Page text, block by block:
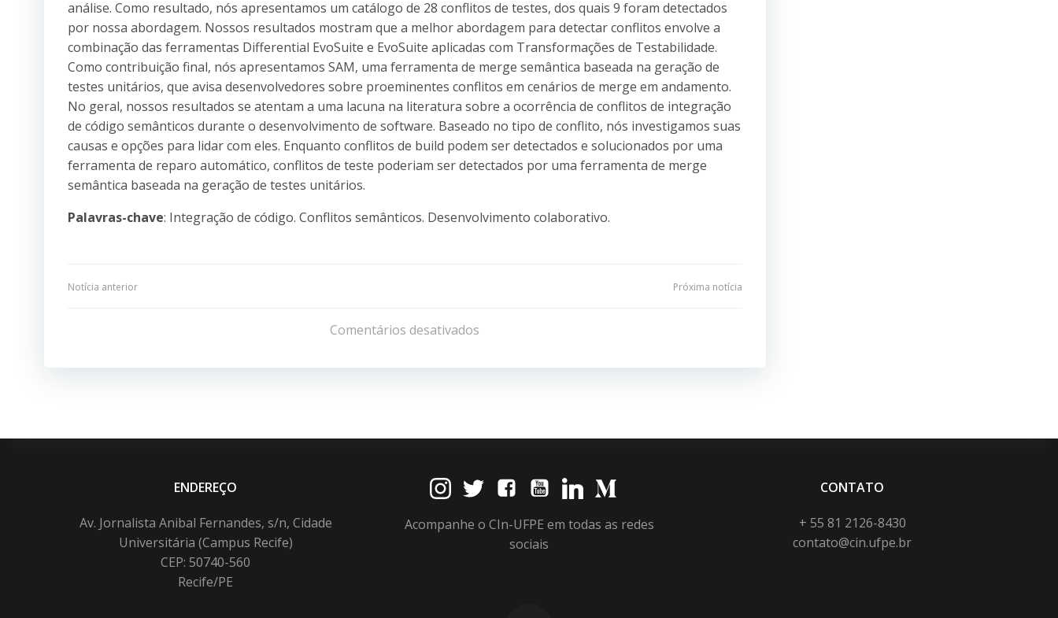
análise. Como resultado, nós apresentamos um catálogo de 28 conflitos de testes, dos quais 9 foram detectados
por nossa abordagem. Nossos resultados mostram que a melhor abordagem para detectar conflitos envolve a
combinação das ferramentas Differential EvoSuite e EvoSuite aplicadas com Transformações de Testabilidade.
Como contribuição final, nós apresentamos SAM, uma ferramenta de merge semântica baseada na geração de
testes unitários, que avisa desenvolvedores sobre proeminentes conflitos em cenários de merge em andamento.
No geral, nossos resultados se atentam a uma lacuna na literatura sobre a ocorrência de conflitos de integração
de código semânticos durante o desenvolvimento de software. Baseado no tipo de conflito, nós investigamos suas
causas e opções para lidar com eles. Enquanto conflitos de build podem ser detectados e solucionados por uma
ferramenta de reparo automático, conflitos de teste poderiam ser detectados por uma ferramenta de merge
semântica baseada na geração de testes unitários.
Palavras-chave: Integração de código. Conflitos semânticos. Desenvolvimento colaborativo.
Navegação
Post
Notícia anterior
de
Post
Próxima notícia
Comentários desativados
ENDEREÇO
Av. Jornalista Anibal Fernandes, s/n, Cidade
Universitária (Campus Recife)
CEP: 50740-560
Recife/PE
Acompanhe o CIn-UFPE em todas as redes
sociais
CONTATO
+ 55 81 2126-8430
contato@cin.ufpe.br